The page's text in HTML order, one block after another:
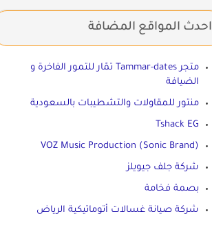
احدث المواقع المضافة
متجر Tammar-dates تمّار للتمور الفاخرة و
الضيافة
منتور للمقاولات والتشطيبات بالسعودية
Tshack EG
VOZ Music Production (Sonic Brand)
شركة جلف جيويلز
بصمة فخامة
شركة صيانة غسالات أتوماتيكية الرياض